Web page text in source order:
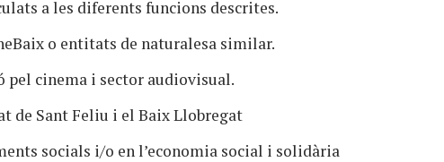
a les diferents funcions descrites.
o entitats de naturalesa similar.
cinema i sector audiovisual.
de Sant Feliu i el Baix Llobregat
socials i/o en l’economia social i solidària